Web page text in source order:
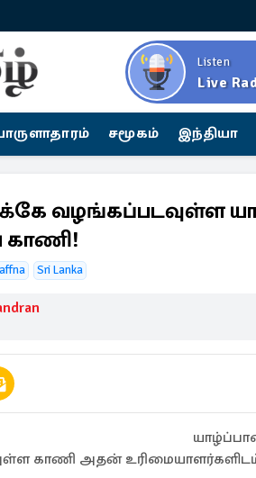
Listen
Live
சமூகம் இந்தியா
வழங்கப்படவுள்ள
Sri Lanka
காணி அதன்